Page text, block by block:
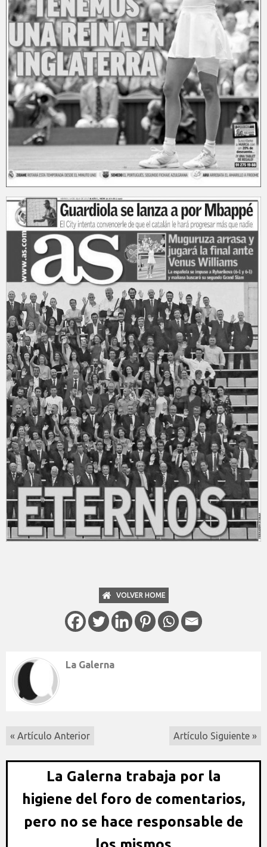
VOLVER HOME
La Galerna
« Artículo Anterior Artículo Siguiente »
La Galerna trabaja por la
higiene del foro de comentarios,
pero no se hace responsable de